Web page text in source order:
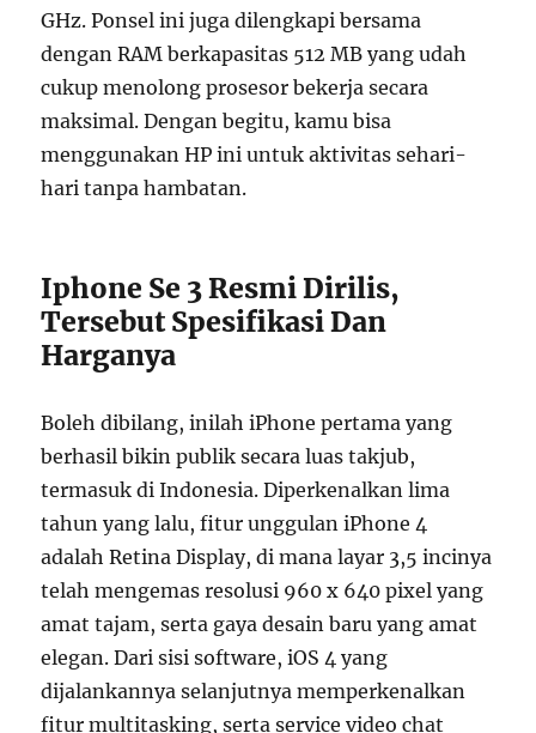
GHz. Ponsel ini juga dilengkapi bersama
dengan RAM berkapasitas 512 MB yang udah
cukup menolong prosesor bekerja secara
maksimal. Dengan begitu, kamu bisa
menggunakan HP ini untuk aktivitas sehari-
hari tanpa hambatan.
Iphone Se 3 Resmi Dirilis,
Tersebut Spesifikasi Dan
Harganya
Boleh dibilang, inilah iPhone pertama yang
berhasil bikin publik secara luas takjub,
termasuk di Indonesia. Diperkenalkan lima
tahun yang lalu, fitur unggulan iPhone 4
adalah Retina Display, di mana layar 3,5 incinya
telah mengemas resolusi 960 x 640 pixel yang
amat tajam, serta gaya desain baru yang amat
elegan. Dari sisi software, iOS 4 yang
dijalankannya selanjutnya memperkenalkan
fitur multitasking, serta service video chat